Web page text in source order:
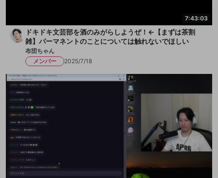
7:43:03
ドキドキ文芸部を酒のみがらしようぜ！←【まずは茶割
雑】パーマネントのことについては触れないでほしい
布団ちゃん
メンバー
2025/7/18